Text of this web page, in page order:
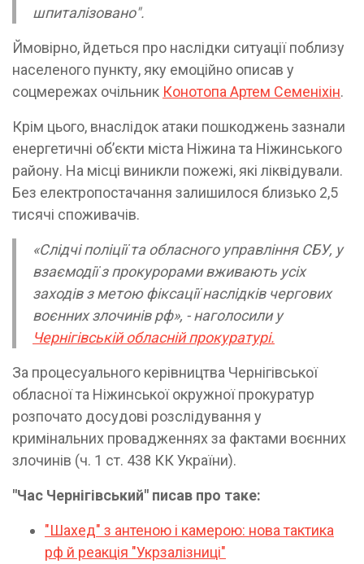
шпиталізовано".
Ймовірно, йдеться про наслідки ситуації поблизу
населеного пункту, яку емоційно описав у
соцмережах очільник Конотопа Артем Семеніхін.
Крім цього, внаслідок атаки пошкоджень зазнали
енергетичні об’єкти міста Ніжина та Ніжинського
району. На місці виникли пожежі, які ліквідували.
Без електропостачання залишилося близько 2,5
тисячі споживачів.
«Слідчі поліції та обласного управління СБУ, у
взаємодії з прокурорами вживають усіх
заходів з метою фіксації наслідків чергових
воєнних злочинів рф», - наголосили у
Чернігівській обласній прокуратурі.
За процесуального керівництва Чернігівської
обласної та Ніжинської окружної прокуратур
розпочато досудові розслідування у
кримінальних провадженнях за фактами воєнних
злочинів (ч. 1 ст. 438 КК України).
"Час Чернігівський" писав про таке:
"Шахед" з антеною і камерою: нова тактика
рф й реакція "Укрзалізниці"